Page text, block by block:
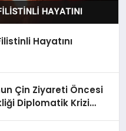
Hayatını
Çin Ziyareti Öncesi
Diplomatik Krizi